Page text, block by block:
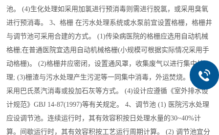
池。 (4)生化处理如采用加氯进行预消毒则需进行脱氯，或采用臭氧
进行预消毒。 3、格栅 在污水处理系统或水泵前宜设置格栅，格栅井
与调节池可采用合建的方式。 (1)传染病医院的格栅应选用自动机械
格栅;在普通医院宜选用自动机械格栅(小规模可根据实际情况采用手
动格栅)。 (2)格栅井应密闭，设置通风罩，收集废气以进行集中处
理; (3)栅渣与污水处理产生污泥等一同集中消毒，外运焚烧。消毒可
采用巴氏蒸汽消毒或投加石灰等方式。 (4)设计应遵循《室外排水设
计规范》GBJ 14-87(1997)等有关规定。 4、调节池 (1) 医院污水处理
应设调节池。连续运行时，其有效容积按日处理水量的30~40%计
算。间歇运行时，其有效容积按工艺运行周期计算。 (2) 调节池宜分